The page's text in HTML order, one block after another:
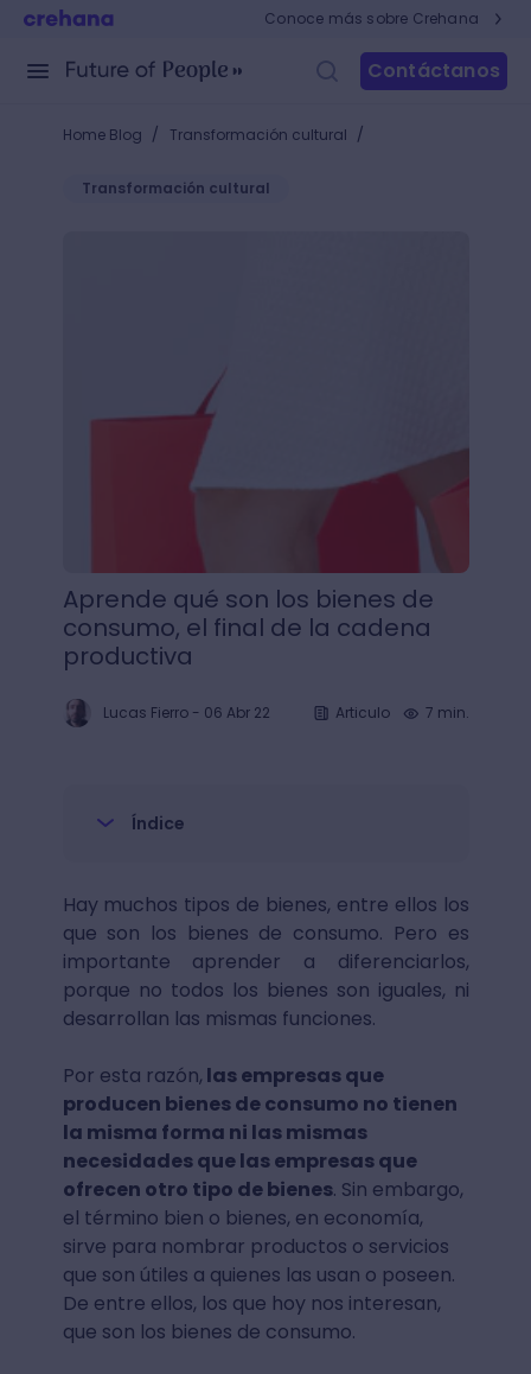
Conoce más sobre Crehana
Contáctanos
Home Blog / Transformación cultural /
Transformación cultural
Aprende qué son los bienes de
consumo, el final de la cadena
productiva
Lucas Fierro- 06 Abr 22 Articulo 7 min.
Índice
Hay muchos tipos de bienes, entre ellos los
que son los bienes de consumo. Pero es
importante aprender a diferenciarlos,
porque no todos los bienes son iguales, ni
desarrollan las mismas funciones.
Por esta razón, las empresas que
producen bienes de consumo no tienen
la misma forma ni las mismas
necesidades que las empresas que
ofrecen otro tipo de bienes. Sin embargo,
el término bien o bienes, en economía,
sirve para nombrar productos o servicios
que son útiles a quienes las usan o poseen.
De entre ellos, los que hoy nos interesan,
que son los bienes de consumo.